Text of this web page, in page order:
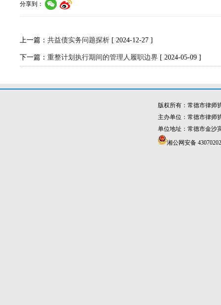
分享到：
上一篇： 共益债实务问题探析 [ 2024-12-27 ]
下一篇： 重整计划执行期间的管理人履职边界 [ 2024-05-09 ]
版权所有：常德市律
主办单位：常德市律
单位地址：常德市金沙
湘公网安备